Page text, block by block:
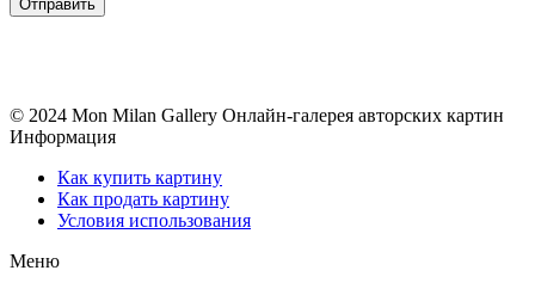
© 2024 Mon Milan Gallery Онлайн-галерея авторских картин
Информация
Как купить картину
Как продать картину
Условия использования
Меню